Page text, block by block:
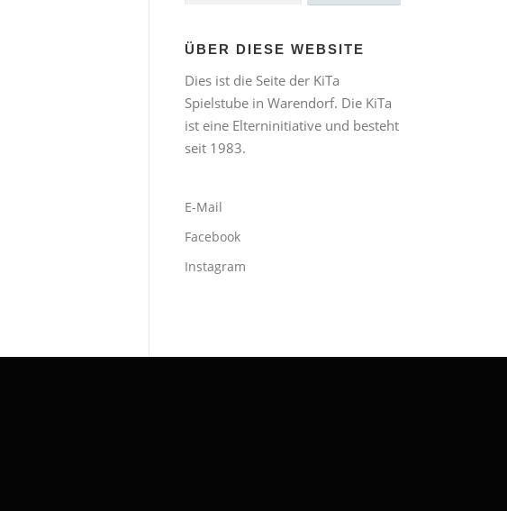
ÜBER DIESE WEBSITE
Dies ist die Seite der KiTa
Spielstube in Warendorf. Die KiTa
ist eine Elterninitiative und besteht
seit 1983.
E-Mail
Facebook
Instagram